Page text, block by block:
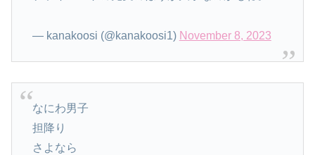
— kanakoosi (@kanakoosi1) November 8, 2023
なにわ男子
担降り
さよなら